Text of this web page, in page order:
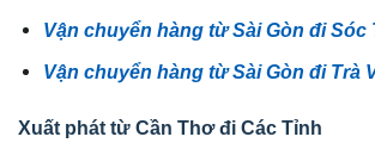
Vận chuyển hàng từ Sài Gòn đi Sóc
Vận chuyển hàng từ Sài Gòn đi Trà
Xuất phát từ Cần Thơ đi Các Tỉnh